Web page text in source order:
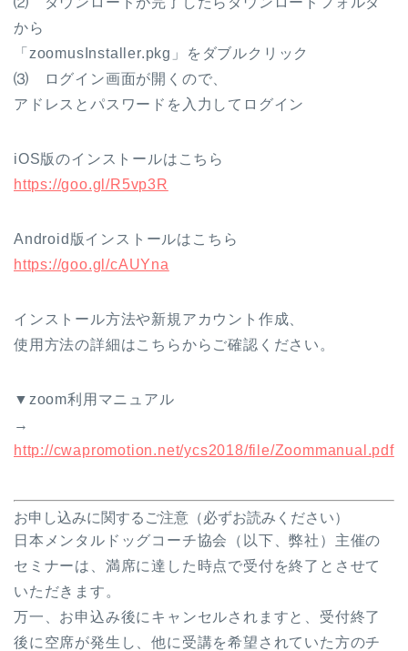
から
「zoomusInstaller.pkg」をダブルクリック
⑶ ログイン画面が開くので、
アドレスとパスワードを入力してログイン
iOS版のインストールはこちら
https://goo.gl/R5vp3R
Android版インストールはこちら
https://goo.gl/cAUYna
インストール方法や新規アカウント作成、
使用方法の詳細はこちらからご確認ください。
▼zoom利用マニュアル
→
http://cwapromotion.net/ycs2018/file/Zoommanual.pdf
お申し込みに関するご注意（必ずお読みください）
日本メンタルドッグコーチ協会（以下、弊社）主催の
セミナーは、満席に達した時点で受付を終了とさせて
いただきます。
万一、お申込み後にキャンセルされますと、受付終了
後に空席が発生し、他に受講を希望されていた方のチ